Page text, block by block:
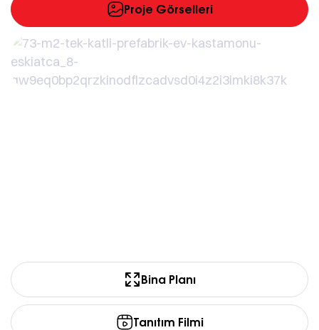
Proje Görselleri
Bina Planı
Tanıtım Filmi